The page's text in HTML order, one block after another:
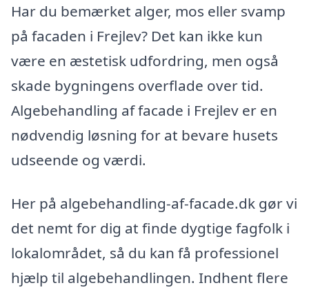
Har du bemærket alger, mos eller svamp
på facaden i Frejlev? Det kan ikke kun
være en æstetisk udfordring, men også
skade bygningens overflade over tid.
Algebehandling af facade i Frejlev er en
nødvendig løsning for at bevare husets
udseende og værdi.
Her på algebehandling-af-facade.dk gør vi
det nemt for dig at finde dygtige fagfolk i
lokalområdet, så du kan få professionel
hjælp til algebehandlingen. Indhent flere